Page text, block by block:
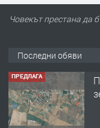
Човекът престана да
Последни обяви
ПРЕДЛАГА